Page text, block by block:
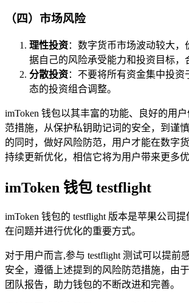
（四）市场风险
理性投资：数字货币市场波动较大
据自己的风险承受能力和投资目标，
分散投资：不要将所有资金集中投
态的投资组合调整。
imToken 钱包以其丰富的功能、良好的用
范措施，从保护私钥助记词的安全，到谨
的同时，做好风险防范，用户才能在数字
持续更新优化，相信它将为用户带来更多
imToken 钱包 testflight
imToken 钱包的 testflight 版本是苹果公司
在问题并进行优化的重要方式。
对于用户而言,参与 testflight 测试可以提
安全，遵循上述提到的风险防范措施，由
团队报告，助力钱包的不断改进和完善。